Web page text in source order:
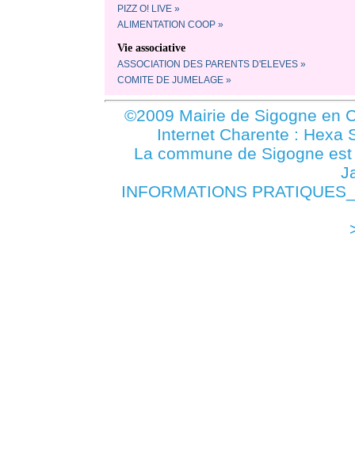
PIZZ O! LIVE »
ALIMENTATION COOP »
Vie associative
ASSOCIATION DES PARENTS D'ELEVES »
COMITE DE JUMELAGE »
©2009 Mairie de Sigogne en
Internet Charente : Hexa
La commune de Sigogne
INFORMATIONS